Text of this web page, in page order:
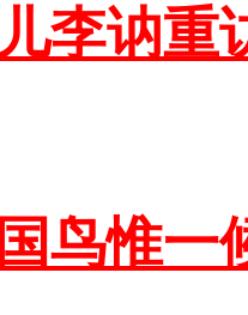
李讷重
鸟惟一